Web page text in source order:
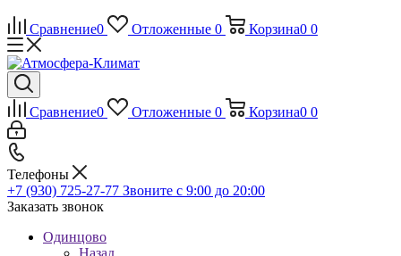
Сравнение0 Отложенные 0 Корзина0 0
Сравнение0 Отложенные 0 Корзина0 0
Телефоны
+7 (930) 725-27-77 Звоните с 9:00 до 20:00
Заказать звонок
Одинцово
Назад